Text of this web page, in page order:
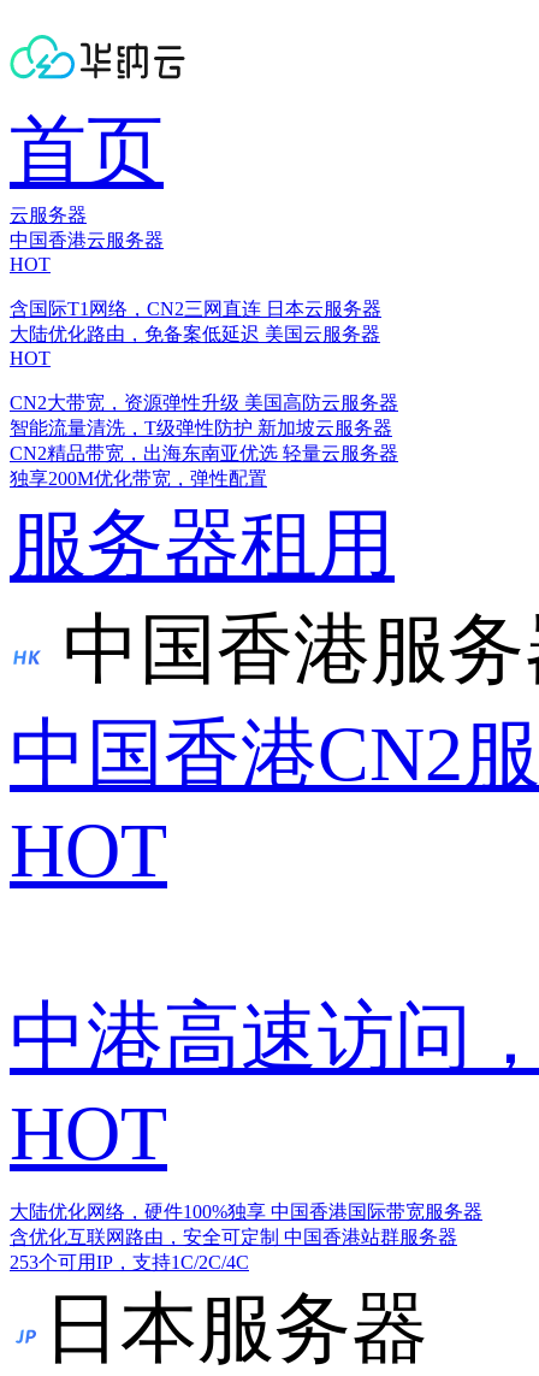
首页
云服务器
中国香港云服务器
HOT
含国际T1网络，CN2三网直连 日本云服务器
大陆优化路由，免备案低延迟 美国云服务器
HOT
CN2大带宽，资源弹性升级 美国高防云服务器
智能流量清洗，T级弹性防护 新加坡云服务器
CN2精品带宽，出海东南亚优选 轻量云服务器
独享200M优化带宽，弹性配置
服务器租用
中国香港服
中国香港CN2
HOT
中港高速访问
HOT
大陆优化网络，硬件100%独享 中国香港国际带宽服务器
含优化互联网路由，安全可定制 中国香港站群服务器
253个可用IP，支持1C/2C/4C
日本服务器